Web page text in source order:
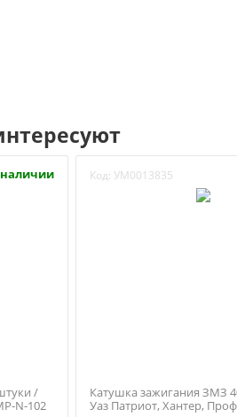
/
N-102
Код: УМ0013835
Катушка зажигания ЗМЗ
Уаз Патриот, Хантер,